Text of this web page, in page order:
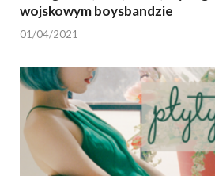
wojskowym boysbandzie
01/04/2021